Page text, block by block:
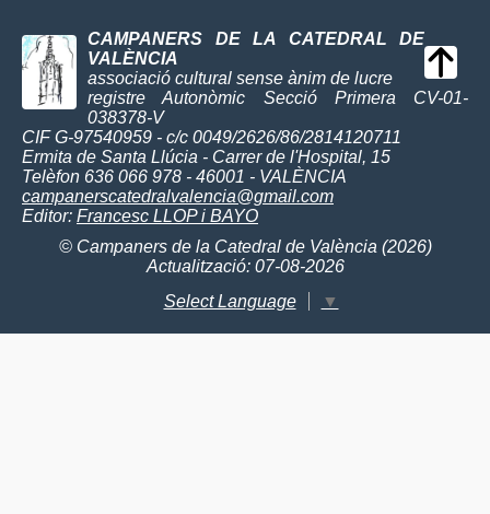
CAMPANERS DE LA CATEDRAL DE
VALÈNCIA
associació cultural sense ànim de lucre
registre Autonòmic Secció Primera CV-01-
038378-V
CIF G-97540959 - c/c 0049/2626/86/2814120711
Ermita de Santa Llúcia - Carrer de l'Hospital, 15
Telèfon 636 066 978 - 46001 - VALÈNCIA
campanerscatedralvalencia@gmail.com
Editor: Francesc LLOP i BAYO
© Campaners de la Catedral de València (2026)
Actualització: 07-08-2026
Select Language
▼